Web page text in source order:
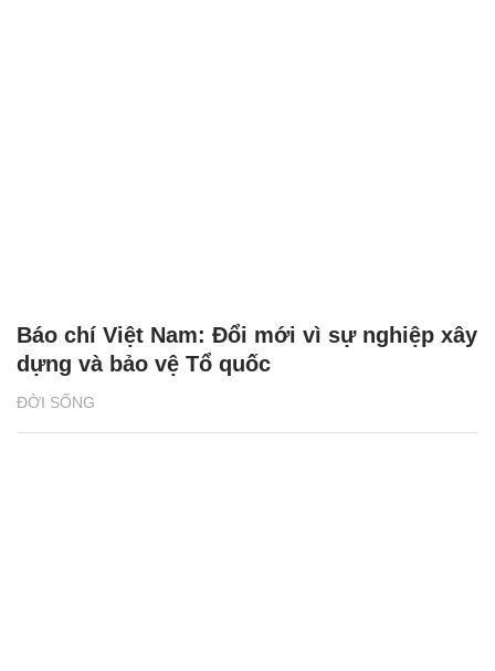
ĐỜI SỐNG
Báo chí Việt Nam: Đổi mới vì sự nghiệp xây
dựng và bảo vệ Tổ quốc